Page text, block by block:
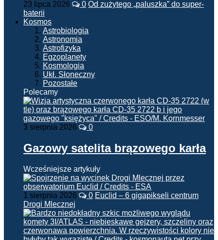
23 lipca 2026 0 Od zużytego „paluszka” do super-
baterii
Kosmos
Astrobiologia
Astronomia
Astrofizyka
Egzoplanety
Kosmologia
Ukł. Słoneczny
Pozostałe
Polecamy
3 sierpnia 2026 0
Gazowy satelita brązowego karła
Wcześniejsze artykuły
1 sierpnia 2026 0 Euclid – 6 gigapikseli centrum
Drogi Mlecznej